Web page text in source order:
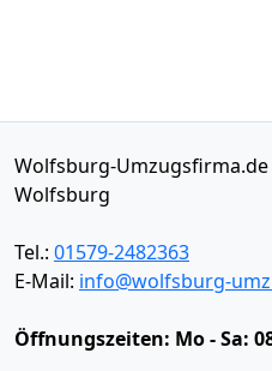
Wolfsburg-Umzugsfirma.de
Wolfsburg
Tel.: 01579-2482363
E-Mail: info@wolfsburg-
Öffnungszeiten: Mo - Sa: